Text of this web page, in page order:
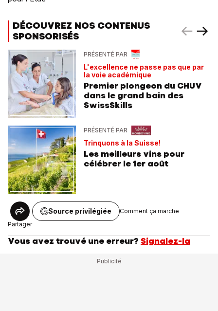
DÉCOUVREZ NOS CONTENUS
SPONSORISÉS
PRÉSENTÉ PAR
L'excellence ne passe pas que par
la voie académique
Premier plongeon du CHUV
dans le grand bain des
SwissSkills
PRÉSENTÉ PAR
Trinquons à la Suisse!
Les meilleurs vins pour
célébrer le 1er août
Partager
Source privilégiée Comment ça marche
Vous avez trouvé une erreur? Signalez-la